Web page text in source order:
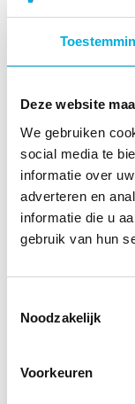
Deze website
We gebruiken
social media te
informatie over
adverteren en
informatie die u
gebruik van hun
Noodzakelijk
Voorkeuren
Wat zijn uw
energieopslag
vermogen
maken?